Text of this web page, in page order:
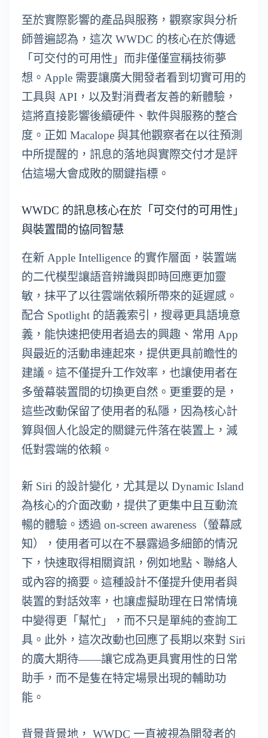
至於實際影響的產品與服務，觀察家與分析
師普遍認為，這次 WWDC 的核心在於傳遞
「可交付的可用性」而非僅僅宣稱技術夢
想。Apple 需要讓廣大開發者看到切實可用的
工具與 API，以及對消費者友善的新體驗，
這將直接影響後續硬件、軟件與服務的整合
度。正如 Macalope 與其他觀察者在以往預測
中所提醒的，訊息的落地與實際交付才是評
估這場大會成敗的關鍵指標。
WWDC 的訊息核心在於「可交付的可用性」
與裝置間的協同智慧
在新 Apple Intelligence 的實作層面，裝置端
的二代模型讓語音辨識與即時回應更加靈
敏，抹平了以往雲端依賴所帶來的延遲感。
配合 Spotlight 的語義索引，搜尋更具語境意
義，能快速把使用者過去的興趣、常用 App
與最近的活動串連起來，提供更具前瞻性的
建議。這不僅提升工作效率，也讓使用者在
多螢幕裝置間的切換更自然。更重要的是，
這些改動保留了使用者的私隱，因為核心計
算與個人化設定的關鍵元件落在裝置上，減
低對雲端的依賴。
新 Siri 的設計變化，尤其是以 Dynamic Island
為核心的介面改動，提供了更集中且互動流
暢的體驗。透過 on-screen awareness（螢幕感
知），使用者可以在不暴露過多細節的情況
下，快速取得相關資訊，例如地點、聯絡人
或內容的摘要。這種設計不僅提升使用者與
裝置的對話效率，也讓虛擬助理在日常情境
中變得更「幫忙」，而不只是單純的查詢工
具。此外，這次改動也回應了長期以來對 Siri
的廣大期待——讓它成為更具實用性的日常
助手，而不是隻在特定場景出現的輔助功
能。
背景背景地， WWDC 一直被視為開發者的